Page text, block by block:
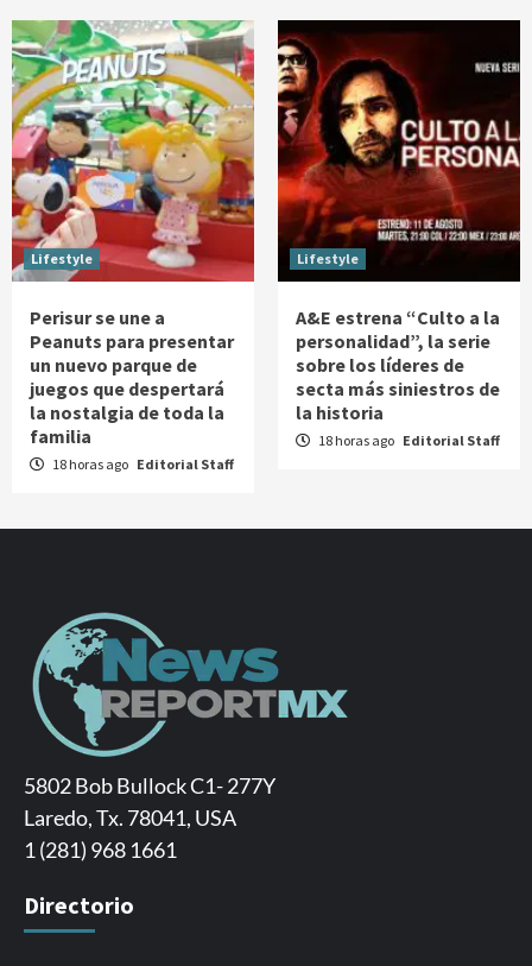
Lifestyle
Perisur se une a
Peanuts para presentar
un nuevo parque de
juegos que despertará
la nostalgia de toda la
familia
18 horas ago Editorial Staff
Lifestyle
A&E estrena “Culto a la
personalidad”, la serie
sobre los líderes de
secta más siniestros de
la historia
18 horas ago Editorial Staff
5802 Bob Bullock C1- 277Y
Laredo, Tx. 78041, USA
1 (281) 968 1661
Directorio